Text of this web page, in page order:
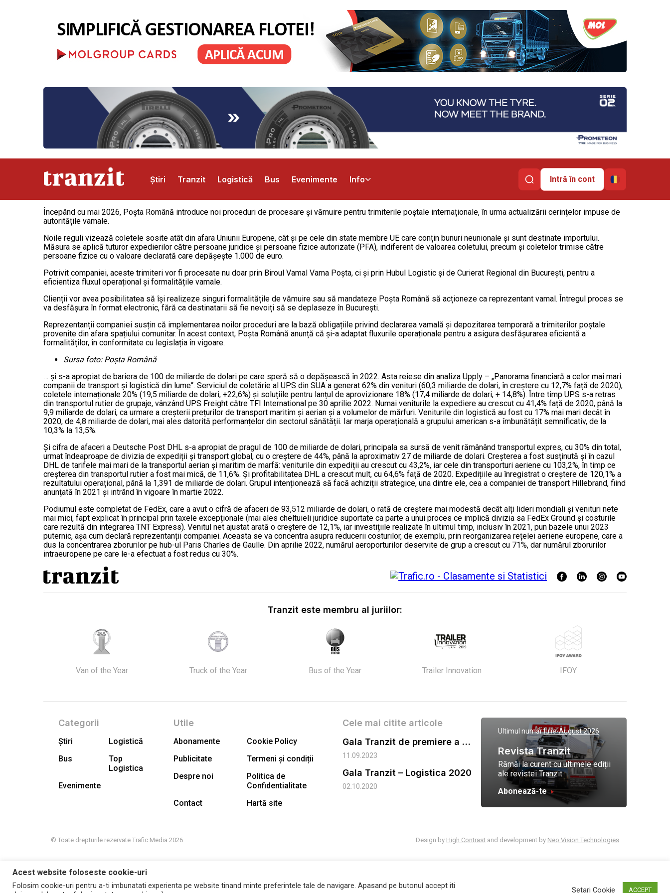
Știri Tranzit Logistică Bus Evenimente Info
Abonamente Publicitate Contact
Intră în cont
Începând cu mai 2026, Poșta Română introduce noi proceduri de procesare și vămuire pentru trimiterile poștale internaționale, în urma actualizării cerințelor impuse de
autoritățile vamale.
Noile reguli vizează coletele sosite atât din afara Uniunii Europene, cât și pe cele din state membre UE care conțin bunuri neunionale și sunt destinate importului.
Măsura se aplică tuturor expedierilor către persoane juridice și persoane fizice autorizate (PFA), indiferent de valoarea coletului, precum și coletelor trimise către
persoane fizice cu o valoare declarată care depășește 1.000 de euro.
Potrivit companiei, aceste trimiteri vor fi procesate nu doar prin Biroul Vamal Vama Poșta, ci și prin Hubul Logistic și de Curierat Regional din București, pentru a
eficientiza fluxul operațional și formalitățile vamale.
Clienții vor avea posibilitatea să își realizeze singuri formalitățile de vămuire sau să mandateze Poșta Română să acționeze ca reprezentant vamal. Întregul proces se
va desfășura în format electronic, fără ca destinatarii să fie nevoiți să se deplaseze în București.
Reprezentanții companiei susțin că implementarea noilor proceduri are la bază obligațiile privind declararea vamală și depozitarea temporară a trimiterilor poștale
provenite din afara spațiului comunitar. În acest context, Poșta Română anunță că și-a adaptat fluxurile operaționale pentru a asigura desfășurarea eficientă a
formalităților, în conformitate cu legislația în vigoare.
Sursa foto: Poșta Română
… și s-a apropiat de bariera de 100 de miliarde de dolari pe care speră să o depășească în 2022. Asta reiese din analiza Upply – „Panorama financiară a celor mai mari
companii de transport și logistică din lume“. Serviciul de coletărie al UPS din SUA a generat 62% din venituri (60,3 miliarde de dolari, în creștere cu 12,7% față de 2020),
coletele internaționale 20% (19,5 miliarde de dolari, +22,6%) și soluțiile pentru lanțul de aprovizionare 18% (17,4 miliarde de dolari, + 14,8%). Între timp UPS s-a retras
din transportul rutier de grupaje, vânzând UPS Freight către TFI International pe 30 aprilie 2022. Numai veniturile la expediere au crescut cu 41,4% față de 2020, până la
9,9 miliarde de dolari, ca urmare a creșterii prețurilor de transport maritim și aerian și a volumelor de mărfuri. Veniturile din logistică au fost cu 17% mai mari decât în
2020, de 4,8 miliarde de dolari, mai ales datorită performanțelor din sectorul sănătății. Iar marja operațională a grupului american s-a îmbunătățit semnificativ, de la
10,3% la 13,5%.
Și cifra de afaceri a Deutsche Post DHL s-a apropiat de pragul de 100 de miliarde de dolari, principala sa sursă de venit rămânând transportul expres, cu 30% din total,
urmat îndeaproape de divizia de expediții și transport global, cu o creștere de 44%, până la aproximativ 27 de miliarde de dolari. Creșterea a fost susținută și în cazul
DHL de tarifele mai mari de la transportul aerian și maritim de marfă: veniturile din expediții au crescut cu 43,2%, iar cele din transporturi aeriene cu 103,2%, în timp ce
creșterea din transportul rutier a fost mai mică, de 11,6%. Și profitabilitatea DHL a crescut mult, cu 64,6% față de 2020. Expedițiile au înregistrat o creștere de 120,1% a
rezultatului operațional, până la 1,391 de miliarde de dolari. Grupul intenționează să facă achiziții strategice, una dintre ele, cea a companiei de transport Hillebrand, fiind
anunțată în 2021 și intrând în vigoare în martie 2022.
Podiumul este completat de FedEx, care a avut o cifră de afaceri de 93,512 miliarde de dolari, o rată de creștere mai modestă decât alți lideri mondiali și venituri nete
mai mici, fapt explicat în principal prin taxele excepționale (mai ales cheltuieli juridice suportate ca parte a unui proces ce implică divizia sa FedEx Ground și costurile
care rezultă din integrarea TNT Express). Venitul net ajustat arată o creștere de 12,1%, iar investițiile realizate în ultimul timp, inclusiv în 2021, pun bazele unui 2023
puternic, așa cum declară reprezentanții companiei. Aceasta se va concentra asupra reducerii costurilor, de exemplu, prin reorganizarea rețelei aeriene europene, care a
dus la concentrarea zborurilor pe hub-ul Paris Charles de Gaulle. Din aprilie 2022, numărul aeroporturilor deservite de grup a crescut cu 71%, dar numărul zborurilor
intraeuropene pe care le-a efectuat a fost redus cu 30%.
Tranzit este membru al juriilor:
Van of the Year Truck of the Year Bus of the Year Trailer Innovation IFOY
Categorii
Știri
Logistică
Bus
Top
Logistica
Evenimente
Utile
Abonamente
Cookie Policy
Publicitate
Termeni și condiții
Despre noi
Politica de
Confidentialitate
Contact
Hartă site
Cele mai citite articole
Gala Tranzit de premiere a celor mai eficienti operatori de transport marfa 2023
11.09.2023
Gala Tranzit – Logistica 2020
02.10.2020
Ultimul număr:Iulie-August 2026
Revista Tranzit
Rămâi la curent cu ultimele ediții
ale revistei Tranzit
Abonează-te
© Toate drepturile rezervate Trafic Media 2026 Design by High Contrast and development by Neo Vision Technologies
Acest website foloseste cookie-uri
Folosim cookie-uri pentru a-ti imbunatati experienta pe website tinand minte preferintele tale de navigare. Apasand pe butonul accept iti
Setari Cookie ACCEPT